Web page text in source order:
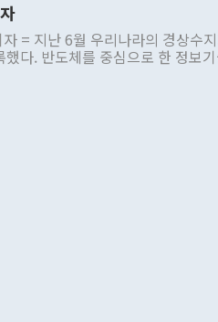
실적 구상'이라는 비판을 내놨다.
물의를 빚은 적은 여러 번 있지
부정적 입장을 표명한 것은 이례
월권을 제어해야 한다는 목소리
시점에서 흘러간 선(先)비핵화만
보하기 위해 최선을 다할 것"이라
= 지난 6월 우리나라의 경상수
했다. 반도체를 중심으로 한 정보
억달러를 넘어섰다. 상품수입은
주변기기(SSD)는 282.7% 증가했
비IT 품목도 ▲석유제품(47.5%)